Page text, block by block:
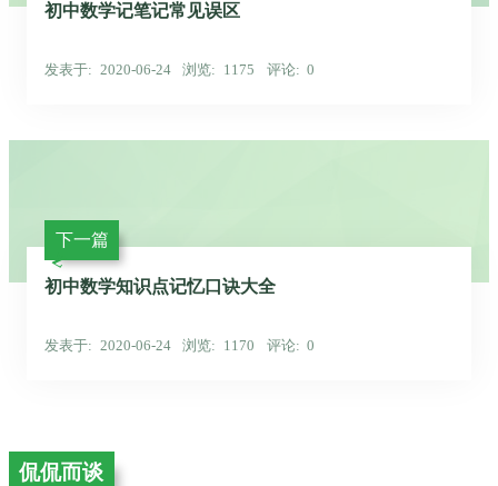
初中数学记笔记常见误区
发表于 2020-06-24 浏览 1175 评论 0
下一篇
初中数学知识点记忆口诀大全
发表于 2020-06-24 浏览 1170 评论 0
侃侃而谈